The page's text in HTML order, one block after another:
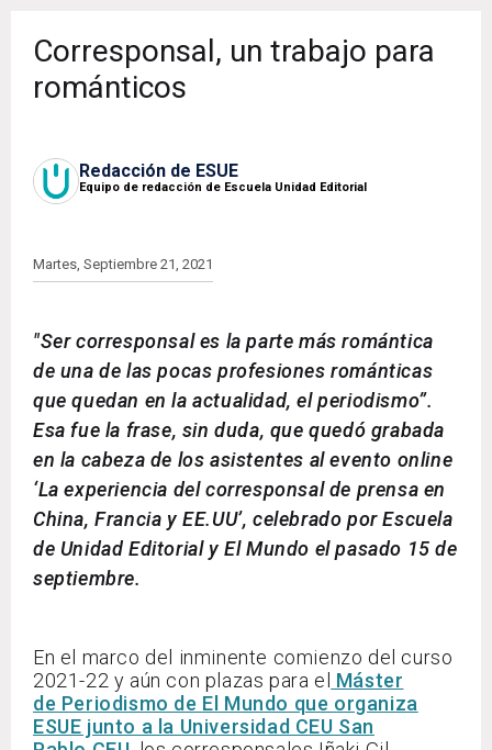
Corresponsal, un trabajo para
románticos
Redacción de ESUE
Equipo de redacción de Escuela Unidad Editorial
Martes, Septiembre 21, 2021
"Ser corresponsal es la parte más romántica
de una de las pocas profesiones románticas
que quedan en la actualidad, el periodismo”.
Esa fue la frase, sin duda, que quedó grabada
en la cabeza de los asistentes al evento online
‘La experiencia del corresponsal de prensa en
China, Francia y EE.UU’, celebrado por Escuela
de Unidad Editorial y El Mundo el pasado 15 de
septiembre.
En el marco del inminente comienzo del curso
2021-22 y aún con plazas para el Máster
de Periodismo de El Mundo que organiza
ESUE junto a la Universidad CEU San